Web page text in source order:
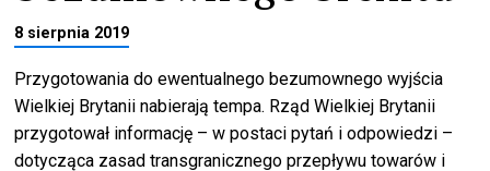
8 sierpnia 2019
Przygotowania do ewentualnego bezumownego wyjścia
Wielkiej Brytanii nabierają tempa. Rząd Wielkiej Brytanii
przygotował informację – w postaci pytań i odpowiedzi –
dotycząca zasad transgranicznego przepływu towarów i